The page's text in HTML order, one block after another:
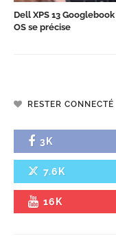
Dell XPS 13
OS se précise
RESTER CONNECTÉ
3K
7.6K
16K